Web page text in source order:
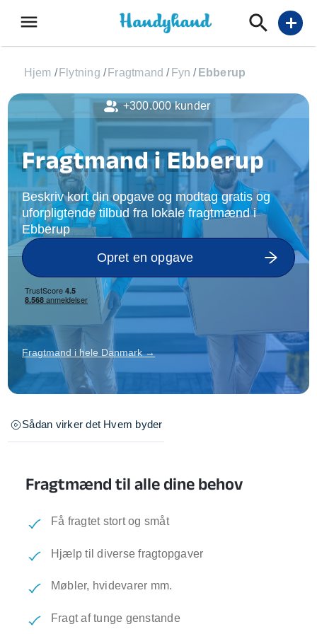
menu add
Hjem / Flytning / Fragtmand / Fyn / Ebberup
Fragtmand i Ebberup
Beskriv kort din opgave og modtag gratis og
uforpligtende tilbud fra lokale fragtmænd i
Ebberup
Opret en opgave
Fragtmand i hele Danmark →
Sådan virker det Hvem byder
Fragtmænd til alle dine behov
Få fragtet stort og småt
Hjælp til diverse fragtopgaver
Møbler, hvidevarer mm.
Fragt af tunge genstande
+300.000 kunder